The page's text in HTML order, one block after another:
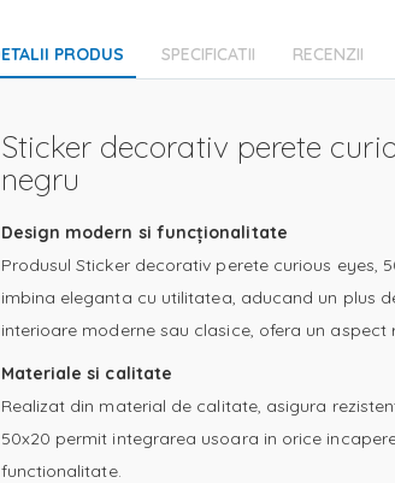
PRODUS
Sticker decorativ perete
negru
Design modern si funcționalitate
Produsul Sticker decorativ perete curious eyes,
imbina eleganta cu utilitatea, aducand un plus
interioare moderne sau clasice, ofera un
Materiale si calitate
Realizat din material de calitate, asigura
50x20 permit integrarea usoara in orice
functionalitate.
SPECIFICATII RECENZII